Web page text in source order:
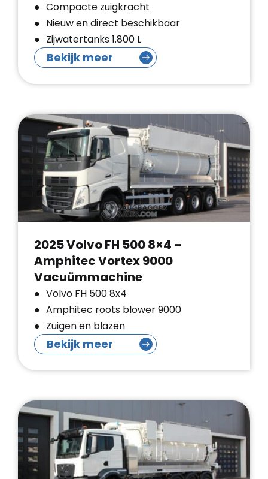
Compacte zuigkracht
Nieuw en direct beschikbaar
Zijwatertanks 1.800 L
Bekijk meer
2025 Volvo FH 500 8×4 –
Amphitec Vortex 9000
Vacuümmachine
Volvo FH 500 8x4
Amphitec roots blower 9000
Zuigen en blazen
Bekijk meer